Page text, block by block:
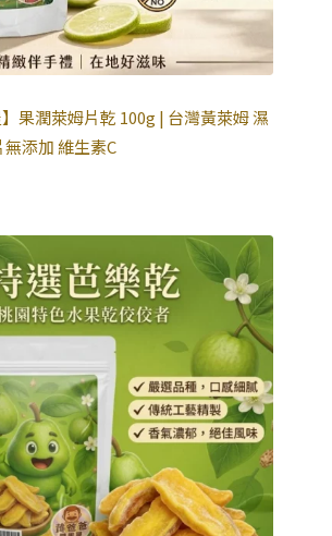
】果潤萊姆片乾 100g | 台灣黃萊姆 濕
添加 維生素C